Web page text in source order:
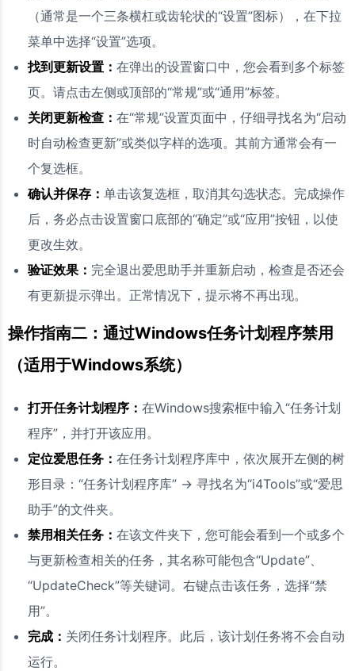
（通常是一个三条横杠或齿轮状的“设置”图标），在下拉
菜单中选择“设置”选项。
找到更新设置： 在弹出的设置窗口中，您会看到多个标签
页。请点击左侧或顶部的“常规”或“通用”标签。
关闭更新检查： 在“常规”设置页面中，仔细寻找名为“启动
时自动检查更新”或类似字样的选项。其前方通常会有一
个复选框。
确认并保存： 单击该复选框，取消其勾选状态。完成操作
后，务必点击设置窗口底部的“确定”或“应用”按钮，以使
更改生效。
验证效果： 完全退出爱思助手并重新启动，检查是否还会
有更新提示弹出。正常情况下，提示将不再出现。
操作指南二：通过Windows任务计划程序禁用
（适用于Windows系统）
打开任务计划程序： 在Windows搜索框中输入“任务计划
程序”，并打开该应用。
定位爱思任务： 在任务计划程序库中，依次展开左侧的树
形目录：“任务计划程序库” -> 寻找名为“i4Tools”或“爱思
助手”的文件夹。
禁用相关任务： 在该文件夹下，您可能会看到一个或多个
与更新检查相关的任务，其名称可能包含“Update”、
“UpdateCheck”等关键词。右键点击该任务，选择“禁
用”。
完成： 关闭任务计划程序。此后，该计划任务将不会自动
运行。